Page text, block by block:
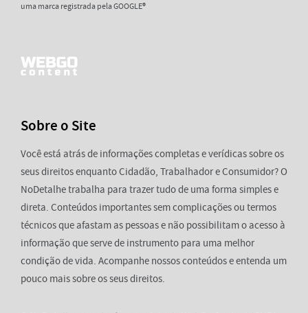
uma marca registrada pela GOOGLE®
Sobre o Site
Você está atrás de informações completas e verídicas sobre os
seus direitos enquanto Cidadão, Trabalhador e Consumidor? O
NoDetalhe trabalha para trazer tudo de uma forma simples e
direta. Conteúdos importantes sem complicações ou termos
técnicos que afastam as pessoas e não possibilitam o acesso à
informação que serve de instrumento para uma melhor
condição de vida. Acompanhe nossos conteúdos e entenda um
pouco mais sobre os seus direitos.